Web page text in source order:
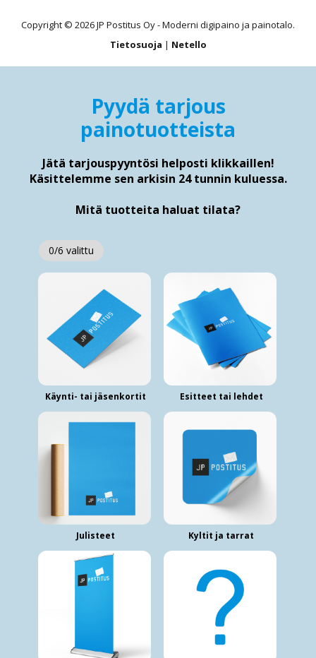
Copyright © 2026 JP Postitus Oy - Moderni digipaino ja painotalo.
Tietosuoja | Netello